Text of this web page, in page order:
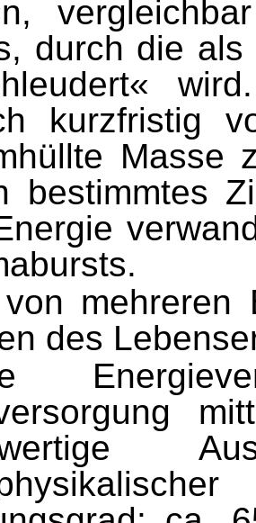
durch die
kurzfristig
Masse
bestimmtes
mehreren
des